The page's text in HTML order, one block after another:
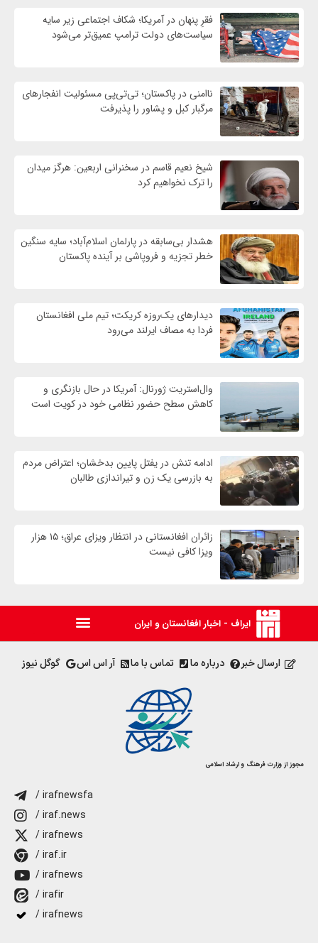
فقرِ پنهان در آمریکا؛ شکاف اجتماعی زیر سایه
سیاست‌های دولت ترامپ عمیق‌تر می‌شود
ناامنی در پاکستان؛ تی‌تی‌پی مسئولیت انفجارهای
مرگبار کبل و پشاور را پذیرفت
شیخ نعیم قاسم در سخنرانی اربعین: هرگز میدان
را ترک نخواهیم کرد
هشدار بی‌سابقه در پارلمان اسلام‌آباد؛ سایه سنگین
خطر تجزیه و فروپاشی بر آینده پاکستان
دیدارهای یک‌روزه کریکت؛ تیم ملی افغانستان
فردا به مصاف ایرلند می‌رود
وال‌استریت ژورنال: آمریکا در حال بازنگری و
کاهش سطح حضور نظامی خود در کویت است
ادامه تنش در یفتل پایین بدخشان؛ اعتراض مردم
به بازرسی یک زن و تیراندازی طالبان
زائران افغانستانی در انتظار ویزای عراق؛ ۱۵ هزار
ویزا کافی نیست
ایراف - اخبار افغانستان و ایران
ارسال خبر درباره ما تماس با ما آر اس اس گوگل نیوز
مجوز از وزارت فرهنگ و ارشاد اسلامی
/ irafnewsfa
/ iraf.news
/ irafnews
/ iraf.ir
/ irafnews
/ irafir
/ irafnews